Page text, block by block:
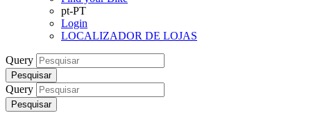
pt-PT
Login
LOCALIZADOR DE LOJAS
Query
Pesquisar
Query
Pesquisar